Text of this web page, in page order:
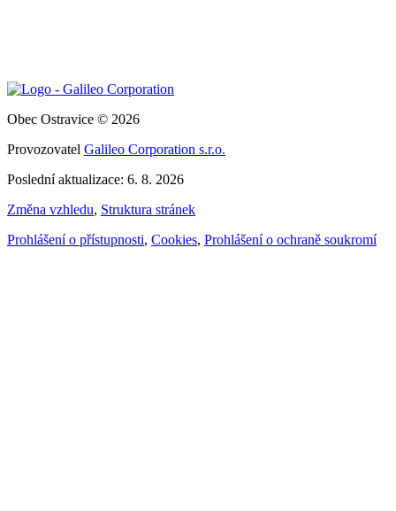
Obec Ostravice © 2026
Provozovatel Galileo Corporation s.r.o.
Poslední aktualizace: 6. 8. 2026
Změna vzhledu, Struktura stránek
Prohlášení o přístupnosti, Cookies, Prohlášení o ochraně soukromí